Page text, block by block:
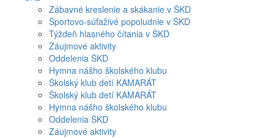
Zábavné kreslenie a skákanie v ŠKD
Športovo-súťaživé popoludnie v ŠKD
Týždeň hlasného čítania v ŠKD
Záujmové aktivity
Oddelenia ŠKD
Hymna nášho školského klubu
Školský klub detí KAMARÁT
Školský klub detí KAMARÁT
Hymna nášho školského klubu
Oddelenia ŠKD
Záujmové aktivity